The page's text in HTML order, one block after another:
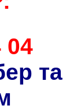
04
та